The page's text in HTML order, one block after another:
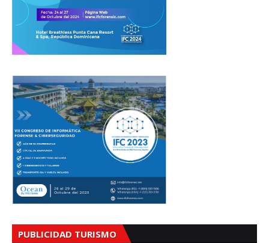
PUBLICIDAD TURISMO